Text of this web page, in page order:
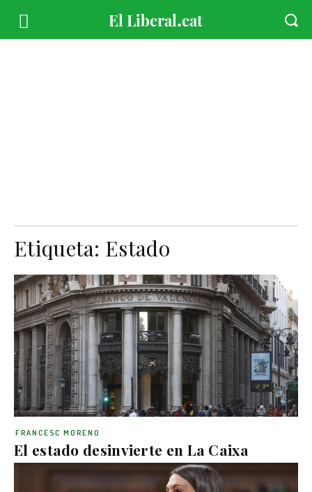
Etiqueta: Estado
El estado desinvierte en La Caixa
FRANCESC MORENO